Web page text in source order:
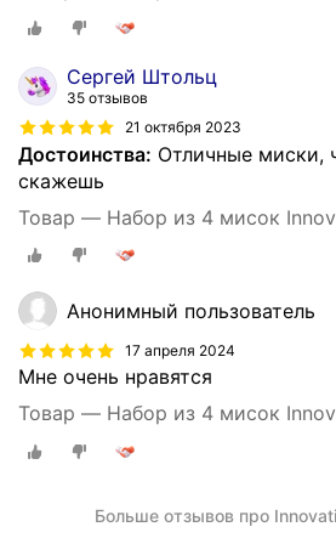
Сергей Штольц
35 отзывов
21 октября 2023
Достоинства: Отличные миски,
скажешь
Товар — Набор из 4 мисок
Анонимный пользователь
17 апреля 2024
Мне очень нравятся
Товар — Набор из 4 мисок
Больше отзывов про